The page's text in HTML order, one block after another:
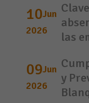
10Jun
2026
las
09Jun
2026
y